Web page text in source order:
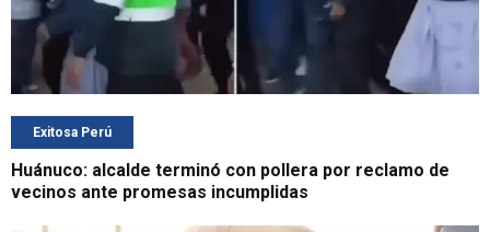
Exitosa Perú
Huánuco: alcalde terminó con pollera por reclamo de
vecinos ante promesas incumplidas